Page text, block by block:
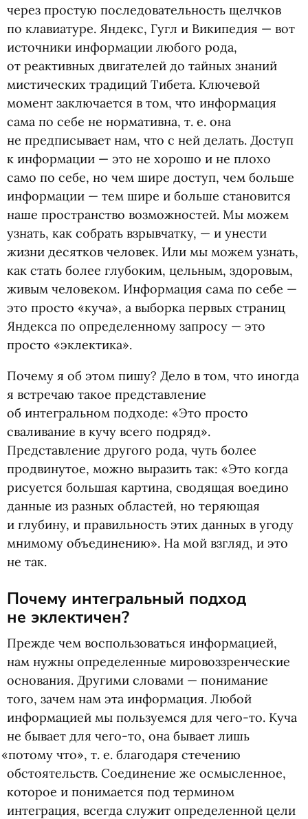
через простую последовательность щелчков
по клавиатуре. Яндекс, Гугл и Википедия — вот
источники информации любого рода,
от реактивных двигателей до тайных знаний
мистических традиций Тибета. Ключевой
момент заключается в том, что информация
сама по себе не нормативна, т. е. она
не предписывает нам, что с ней делать. Доступ
к информации — это не хорошо и не плохо
само по себе, но чем шире доступ, чем больше
информации — тем шире и больше становится
наше пространство возможностей. Мы можем
узнать, как собрать взрывчатку, — и унести
жизни десятков человек. Или мы можем узнать,
как стать более глубоким, цельным, здоровым,
живым человеком. Информация сама по себе —
это просто «куча», а выборка первых страниц
Яндекса по определенному запросу — это
просто «эклектика».
Почему я об этом пишу? Дело в том, что иногда
я встречаю такое представление
об интегральном подходе: «Это просто
сваливание в кучу всего подряд».
Представление другого рода, чуть более
продвинутое, можно выразить так: «Это когда
рисуется большая картина, сводящая воедино
данные из разных областей, но теряющая
и глубину, и правильность этих данных в угоду
мнимому объединению». На мой взгляд, и это
не так.
Почему интегральный подход
не эклектичен?
Прежде чем воспользоваться информацией,
нам нужны определенные мировоззренческие
основания. Другими словами — понимание
того, зачем нам эта информация. Любой
информацией мы пользуемся для чего-то. Куча
не бывает для чего-то, она бывает лишь
«потому что»,т. е. благодаря стечению
обстоятельств. Соединение же осмысленное,
которое и понимается под термином
интеграция, всегда служит определенной цели